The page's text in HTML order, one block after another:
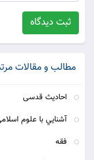
ثبت دیدگاه
مطالب و مقالات
احادیث قدسی
آشنايي با علوم
فقه